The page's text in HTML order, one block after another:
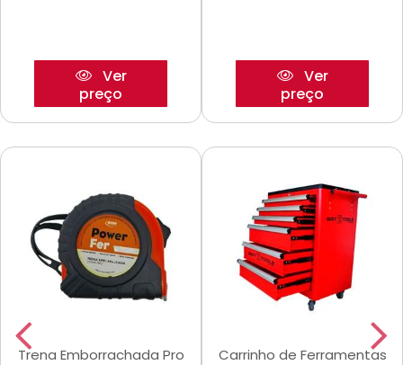
Ver
preço
Ver
preço
Trena Emborrachada Pro
Carrinho de Ferramentas